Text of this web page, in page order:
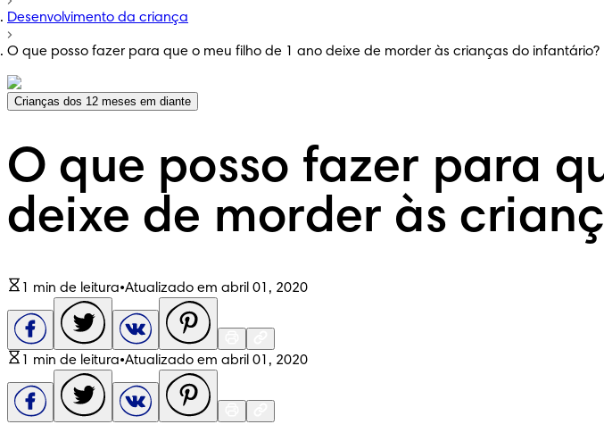
Desenvolvimento da criança
O que posso fazer para que o meu filho de 1 ano deixe de morder às crianças do infantário?
Crianças dos 12 meses em diante
O que posso fazer para
deixe de morder às
1 min de leitura•Atualizado em abril 01, 2020
1 min de leitura•Atualizado em abril 01, 2020